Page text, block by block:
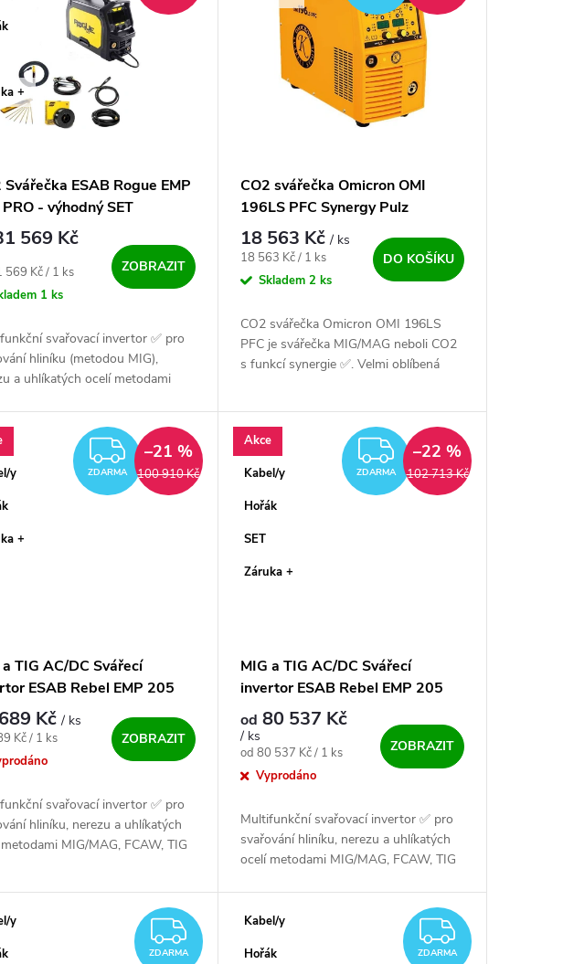
+
Svářečka ESAB Rogue EMP
- výhodný SET
569 Kč
cena:
569 Kč / 1 ks
1 ks
ZOBRAZIT
svařovací invertor ✅ pro
hliníku (metodou MIG),
a uhlíkatých ocelí metodami
CO2 svářečka Omicron OMI
196LS PFC Synergy Pulz
18 563 Kč/ ks
Měrná cena:
18 563 Kč / 1 ks
Skladem 2 ks
DO KOŠÍKU
CO2 svářečka Omicron OMI 196LS
PFC je svářečka MIG/MAG neboli CO2
s funkcí synergie ✅. Velmi oblíbená
Vysoce...
y
+
ZDARMA
ZDARMA 100 910 Kč
–21 %
a TIG AC/DC Svářecí
ESAB Rebel EMP 205
Kč/ ks
cena:
Kč / 1 ks
ZOBRAZIT
svařovací invertor ✅ pro
hliníku, nerezu a uhlíkatých
MIG/MAG, FCAW, TIG
Akce
Kabel/y
Hořák
SET
Záruka +
ZDARMA
ZDARMA 102 713 Kč
–22 %
MIG a TIG AC/DC Svářecí
invertor ESAB Rebel EMP 205
AC/DC - výhodný SET
od 80 537 Kč
/ ks
Měrná cena:
od 80 537 Kč / 1 ks
Vyprodáno
ZOBRAZIT
Multifunkční svařovací invertor ✅ pro
svařování hliníku, nerezu a uhlíkatých
ocelí metodami MIG/MAG, FCAW, TIG
y
ZDARMA
ZDARMA
Kabel/y
Hořák
ZDARMA